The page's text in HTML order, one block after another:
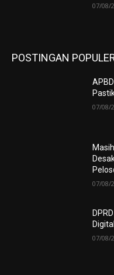
07/08/
POSTINGAN
07/08/
07/08/
07/08/